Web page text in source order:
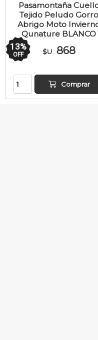
Pasamontaña
Tejido Peludo Gorro
Abrigo Moto
Qunature BLANCO
13%
OFF $U 868
Comprar